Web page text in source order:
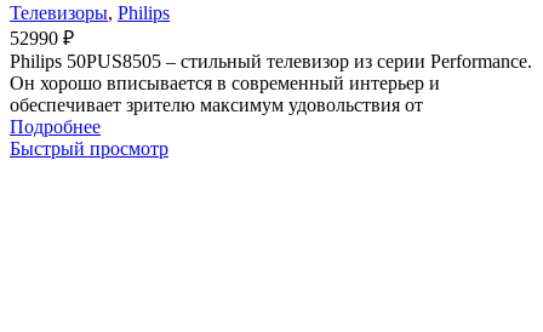
Телевизоры, Philips
52990 ₽
Philips 50PUS8505 – стильный телевизор из серии Performance.
Он хорошо вписывается в современный интерьер и
обеспечивает зрителю максимум удовольствия от
Подробнее
Быстрый просмотр